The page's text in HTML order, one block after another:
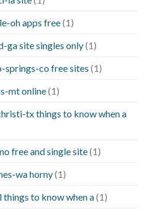
oh apps free(1)
ga site singles only(1)
springs-co free sites (1)
mt online(1)
tx things to know when a
free and single site(1)
wa horny(1)
to know when a(1)